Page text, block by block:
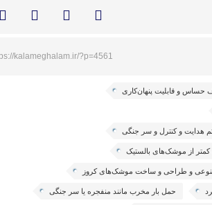
kalameghalam.ir/?p=4561
حساس و قابلیت پنهان‌کاری
هدایت و کنترل و سر جنگی
کمتر از موشک‌های بالستیک
و طراحی و ساخت موشک‌های کروز
حمل بار مخرب مانند منفجره یا سر جنگی